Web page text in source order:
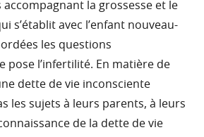
la grossesse et le
s’établit avec l’enfant nouveau-
les questions
pose l’infertilité. En matière de
dette de vie inconsciente
les sujets à leurs parents, à leurs
de la dette de vie